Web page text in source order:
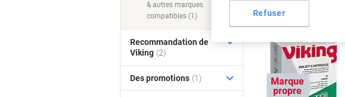
Marque
propre
& autres marques
compatibles (1)
Recommandation de
Viking (2)
Des promotions (1)
Refuser